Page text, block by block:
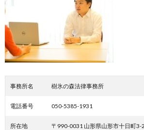
事務所名 樹氷の森法律事務所
電話番号 050-5385-1931
所在地 〒990-0031 山形県山形市十日町3-